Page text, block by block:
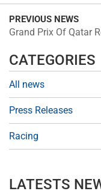
PREVIOUS NEWS
Grand Prix Of Qatar
CATEGORIES
All news
Press Releases
Racing
LATESTS